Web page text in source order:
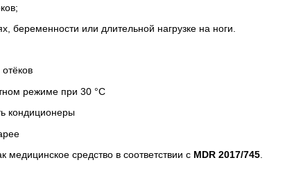
беременности или длительной нагрузке на ноги.
режиме при 30 °C
кондиционеры
медицинское средство в соответствии с MDR 2017/745